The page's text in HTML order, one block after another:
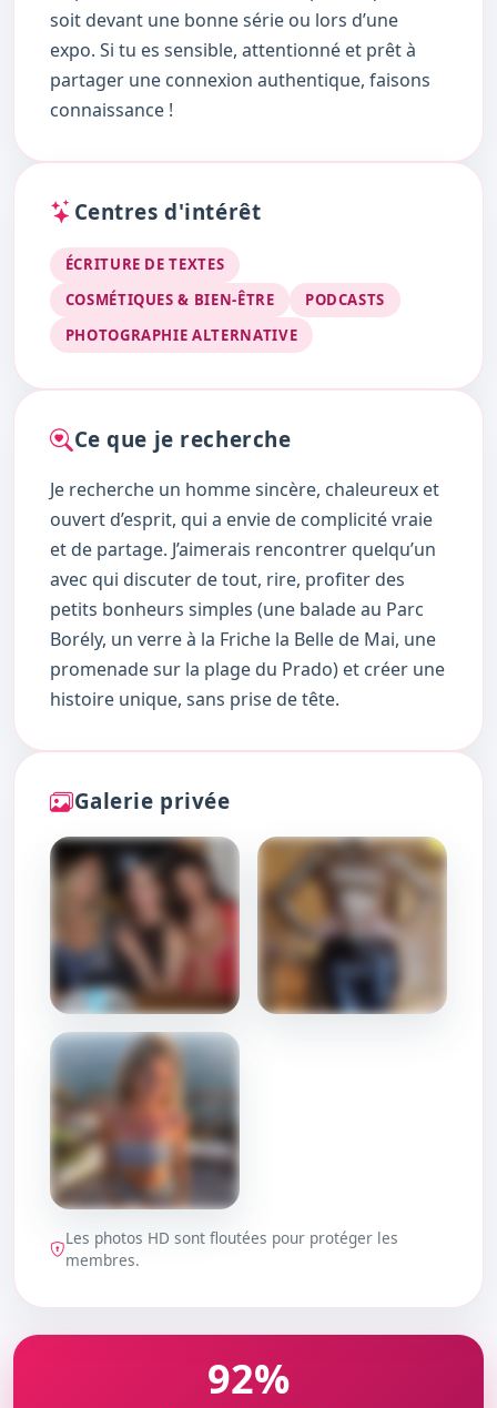
soit devant une bonne série ou lors d’une
expo. Si tu es sensible, attentionné et prêt à
partager une connexion authentique, faisons
connaissance !
Centres d'intérêt
ÉCRITURE DE TEXTES
COSMÉTIQUES & BIEN-ÊTRE
PODCASTS
PHOTOGRAPHIE ALTERNATIVE
Ce que je recherche
Je recherche un homme sincère, chaleureux et
ouvert d’esprit, qui a envie de complicité vraie
et de partage. J’aimerais rencontrer quelqu’un
avec qui discuter de tout, rire, profiter des
petits bonheurs simples (une balade au Parc
Borély, un verre à la Friche la Belle de Mai, une
promenade sur la plage du Prado) et créer une
histoire unique, sans prise de tête.
Galerie privée
DÉBLOQUER
DÉBLOQUER
Les photos HD sont floutées pour protéger les
membres.
92%